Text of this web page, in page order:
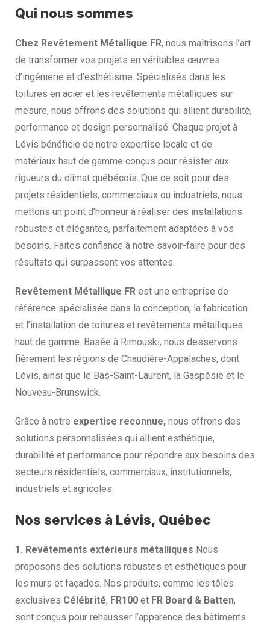
Qui nous sommes
Chez Revêtement Métallique FR, nous maîtrisons l’art
de transformer vos projets en véritables œuvres
d’ingénierie et d’esthétisme. Spécialisés dans les
toitures en acier et les revêtements métalliques sur
mesure, nous offrons des solutions qui allient durabilité,
performance et design personnalisé. Chaque projet à
Lévis bénéficie de notre expertise locale et de
matériaux haut de gamme conçus pour résister aux
rigueurs du climat québécois. Que ce soit pour des
projets résidentiels, commerciaux ou industriels, nous
mettons un point d’honneur à réaliser des installations
robustes et élégantes, parfaitement adaptées à vos
besoins. Faites confiance à notre savoir-faire pour des
résultats qui surpassent vos attentes.
Revêtement Métallique FR est une entreprise de
référence spécialisée dans la conception, la fabrication
et l’installation de toitures et revêtements métalliques
haut de gamme. Basée à Rimouski, nous desservons
fièrement les régions de Chaudière-Appalaches, dont
Lévis, ainsi que le Bas-Saint-Laurent, la Gaspésie et le
Nouveau-Brunswick.
Grâce à notre expertise reconnue, nous offrons des
solutions personnalisées qui allient esthétique,
durabilité et performance pour répondre aux besoins des
secteurs résidentiels, commerciaux, institutionnels,
industriels et agricoles.
Nos services à Lévis, Québec
1. Revêtements extérieurs métalliques Nous
proposons des solutions robustes et esthétiques pour
les murs et façades. Nos produits, comme les tôles
exclusives Célébrité, FR100 et FR Board & Batten,
sont conçus pour rehausser l’apparence des bâtiments